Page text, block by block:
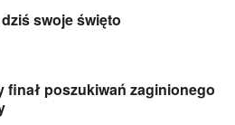
swoje święto
finał poszukiwań zaginionego